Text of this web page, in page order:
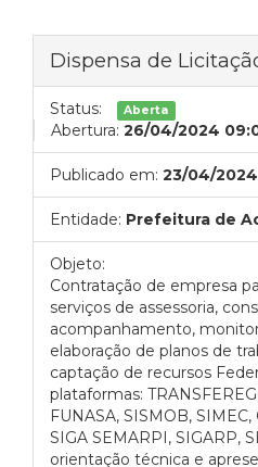
Dispensa de
Status: Aberta
Abertura: 26/04/2024
Publicado em: 23/04/2024
Entidade: Prefeitura de
Objeto:
Contratação de empresa
serviços de assessoria,
acompanhamento,
elaboração de planos de
captação de recursos
plataformas:
FUNASA, SISMOB, SIMEC,
SIGA SEMARPI, SIGARP,
orientação técnica e